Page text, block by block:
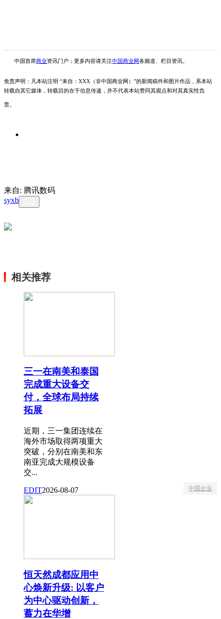
中国首席商业资讯门户；更多内容请关注中国商业网各频道、栏目资讯
免责声明：凡本站注明 “来自： XXX （非中国商业网） ”的新闻稿件和图片作品，系本站
转载自其它媒体，转载目的在于信息传递，并不代表本站赞同其观点和对其真实性负
责。
来自: 腾讯数码
syxb
相关推荐
三一在南美和泰国
完成重大设备交
付，全球布局持续
拓展
近期，三一集团连续在
海外市场取得两项重大
突破，分别在南美和东
南亚完成大规模设备
交...
EDIT2026-08-07 中国企业
恒天然成都应用中
心焕新升级: 以客户
为中心驱动创新，
蓄力在华增